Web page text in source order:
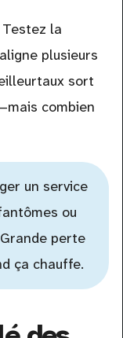
la
plusieurs
sort
combien
un service
ou
perte
ça chauffe.